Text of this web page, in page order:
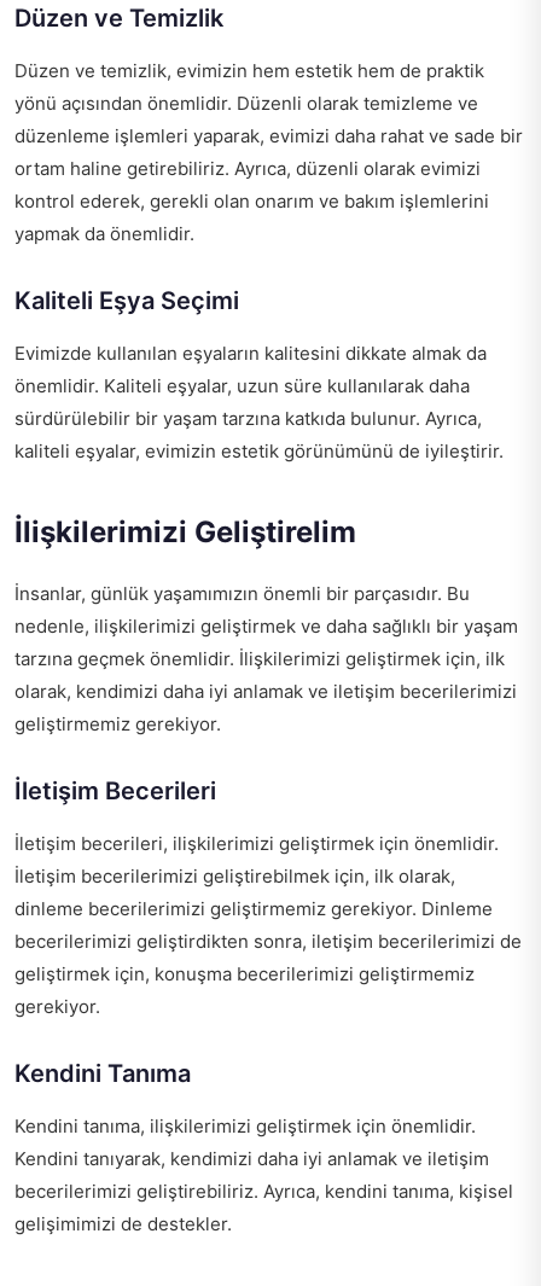
Düzen ve Temizlik
Düzen ve temizlik, evimizin hem estetik hem de praktik
yönü açısından önemlidir. Düzenli olarak temizleme ve
düzenleme işlemleri yaparak, evimizi daha rahat ve sade bir
ortam haline getirebiliriz. Ayrıca, düzenli olarak evimizi
kontrol ederek, gerekli olan onarım ve bakım işlemlerini
yapmak da önemlidir.
Kaliteli Eşya Seçimi
Evimizde kullanılan eşyaların kalitesini dikkate almak da
önemlidir. Kaliteli eşyalar, uzun süre kullanılarak daha
sürdürülebilir bir yaşam tarzına katkıda bulunur. Ayrıca,
kaliteli eşyalar, evimizin estetik görünümünü de iyileştirir.
İlişkilerimizi Geliştirelim
İnsanlar, günlük yaşamımızın önemli bir parçasıdır. Bu
nedenle, ilişkilerimizi geliştirmek ve daha sağlıklı bir yaşam
tarzına geçmek önemlidir. İlişkilerimizi geliştirmek için, ilk
olarak, kendimizi daha iyi anlamak ve iletişim becerilerimizi
geliştirmemiz gerekiyor.
İletişim Becerileri
İletişim becerileri, ilişkilerimizi geliştirmek için önemlidir.
İletişim becerilerimizi geliştirebilmek için, ilk olarak,
dinleme becerilerimizi geliştirmemiz gerekiyor. Dinleme
becerilerimizi geliştirdikten sonra, iletişim becerilerimizi de
geliştirmek için, konuşma becerilerimizi geliştirmemiz
gerekiyor.
Kendini Tanıma
Kendini tanıma, ilişkilerimizi geliştirmek için önemlidir.
Kendini tanıyarak, kendimizi daha iyi anlamak ve iletişim
becerilerimizi geliştirebiliriz. Ayrıca, kendini tanıma, kişisel
gelişimimizi de destekler.